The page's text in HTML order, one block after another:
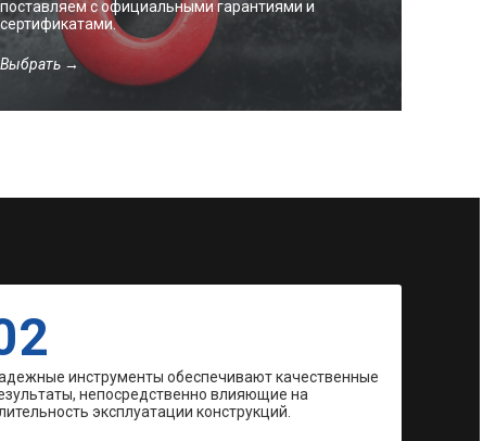
поставляем с официальными гарантиями и
сертификатами.
Выбрать →
инструменты обеспечивают качественные
непосредственно влияющие на
эксплуатации конструкций.